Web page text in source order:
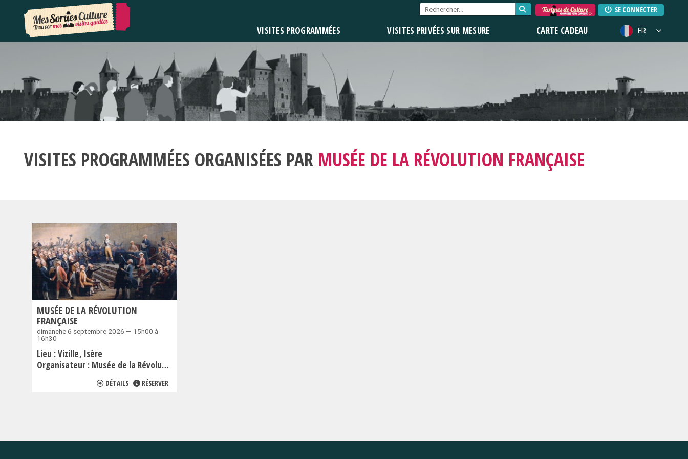
SE CONNECTER
VISITES PROGRAMMÉES VISITES PRIVÉES SUR MESURE CARTE CADEAU FR
VISITES PROGRAMMÉES ORGANISÉES PAR MUSÉE DE LA RÉVOLUTION FRANÇAISE
MUSÉE DE LA RÉVOLUTION
FRANÇAISE
dimanche 6 septembre 2026 — 15h00 à
16h30
Lieu :Vizille Isère
Organisateur : Musée de la Révolution française
DÉTAILS RÉSERVER